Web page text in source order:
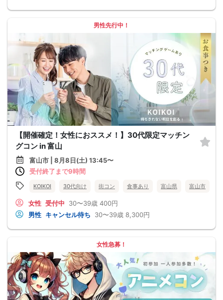
男性先行中！
【開催確定！女性におススメ！】30代限定マッチン
グコン in 富山
富山市 | 8月8日(土) 13:45〜
受付終了まで9時間
KOIKOI 30代向け 街コン 食事あり 富山県 富山市
女性 受付中 30〜39歳 400円
男性 キャンセル待ち 30〜39歳 8,300円
女性急募！